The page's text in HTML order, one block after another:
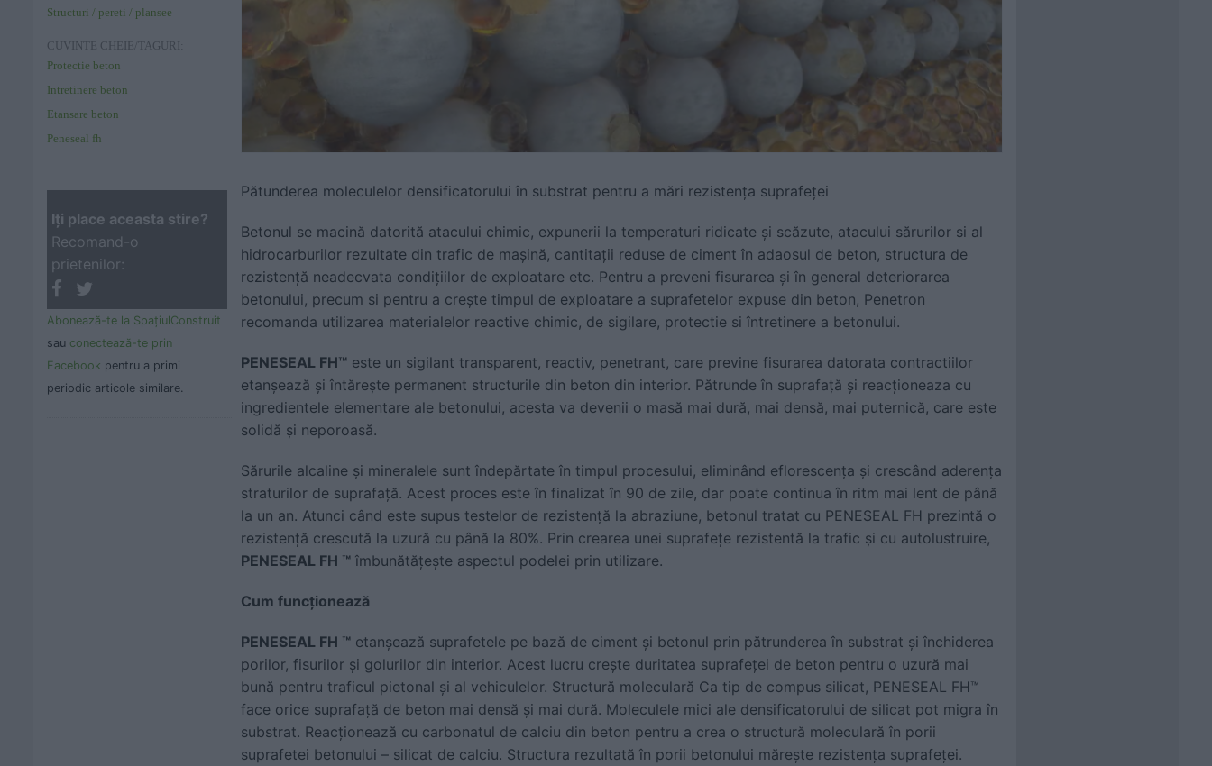
Structuri / pereti / plansee
CUVINTE CHEIE/TAGURI:
Protectie beton
Intretinere beton
Etansare beton
Peneseal fh
Iţi place aceasta stire?
Recomand-o
prietenilor:
Abonează-te la SpaţiulConstruit
sau conectează-te prin
Facebook pentru a primi
periodic articole similare.
Pătunderea moleculelor densificatorului în substrat pentru a mări rezistența suprafeței
Betonul se macină datorită atacului chimic, expunerii la temperaturi ridicate și scăzute, atacului sărurilor si al
hidrocarburilor rezultate din trafic de mașină, cantitații reduse de ciment în adaosul de beton, structura de
rezistență neadecvata condițiilor de exploatare etc. Pentru a preveni fisurarea și în general deteriorarea
betonului, precum si pentru a crește timpul de exploatare a suprafetelor expuse din beton, Penetron
recomanda utilizarea materialelor reactive chimic, de sigilare, protectie si întretinere a betonului.
PENESEAL FH™ este un sigilant transparent, reactiv, penetrant, care previne fisurarea datorata contractiilor
etanșează și întărește permanent structurile din beton din interior. Pătrunde în suprafață și reacționeaza cu
ingredientele elementare ale betonului, acesta va devenii o masă mai dură, mai densă, mai puternică, care este
solidă și neporoasă.
Sărurile alcaline și mineralele sunt îndepărtate în timpul procesului, eliminând eflorescența și crescând aderența
straturilor de suprafață. Acest proces este în finalizat în 90 de zile, dar poate continua în ritm mai lent de până
la un an. Atunci când este supus testelor de rezistență la abraziune, betonul tratat cu PENESEAL FH prezintă o
rezistență crescută la uzură cu până la 80%. Prin crearea unei suprafețe rezistentă la trafic și cu autolustruire,
PENESEAL FH ™ îmbunătățește aspectul podelei prin utilizare.
Cum funcționează
PENESEAL FH ™ etanșează suprafetele pe bază de ciment și betonul prin pătrunderea în substrat și închiderea
porilor, fisurilor și golurilor din interior. Acest lucru crește duritatea suprafeței de beton pentru o uzură mai
bună pentru traficul pietonal și al vehiculelor. Structură moleculară Ca tip de compus silicat, PENESEAL FH™
face orice suprafață de beton mai densă și mai dură. Moleculele mici ale densificatorului de silicat pot migra în
substrat. Reacționează cu carbonatul de calciu din beton pentru a crea o structură moleculară în porii
suprafetei betonului – silicat de calciu. Structura rezultată în porii betonului mărește rezistența suprafeței.